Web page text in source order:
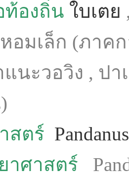
ท้องถิ่น ใบเตย
อมเล็ก (ภาค
นะวอวิง , ปา
สตร์
าศาสตร์